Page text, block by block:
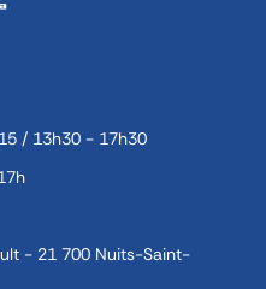
/ 13h30 - 17h30
- 21 700 Nuits-Saint-